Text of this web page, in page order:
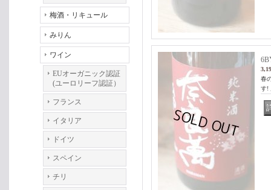
梅酒・リキュール
みりん
ワイン
EUオーガニック認証
(ユーロリーフ認証）
フランス
イタリア
ドイツ
スペイン
チリ
春
す!